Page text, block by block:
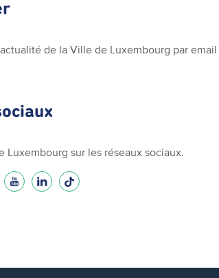
de la Ville de Luxembourg par email
Luxembourg sur les réseaux sociaux.